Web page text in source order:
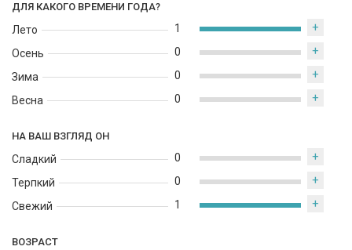
ДЛЯ КАКОГО ВРЕМЕНИ ГОДА?
Лето
Осень
Зима
Весна
1 +
0 +
0 +
0 +
НА ВАШ ВЗГЛЯД ОН
Сладкий
Терпкий
Свежий
0 +
0 +
1 +
ВОЗРАСТ